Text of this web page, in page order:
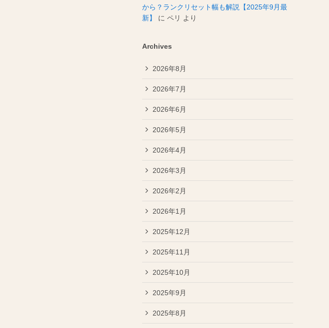
から？ランクリセット幅も解説【2025年9月最
新】
に ペリ より
Archives
2026年8月
2026年7月
2026年6月
2026年5月
2026年4月
2026年3月
2026年2月
2026年1月
2025年12月
2025年11月
2025年10月
2025年9月
2025年8月